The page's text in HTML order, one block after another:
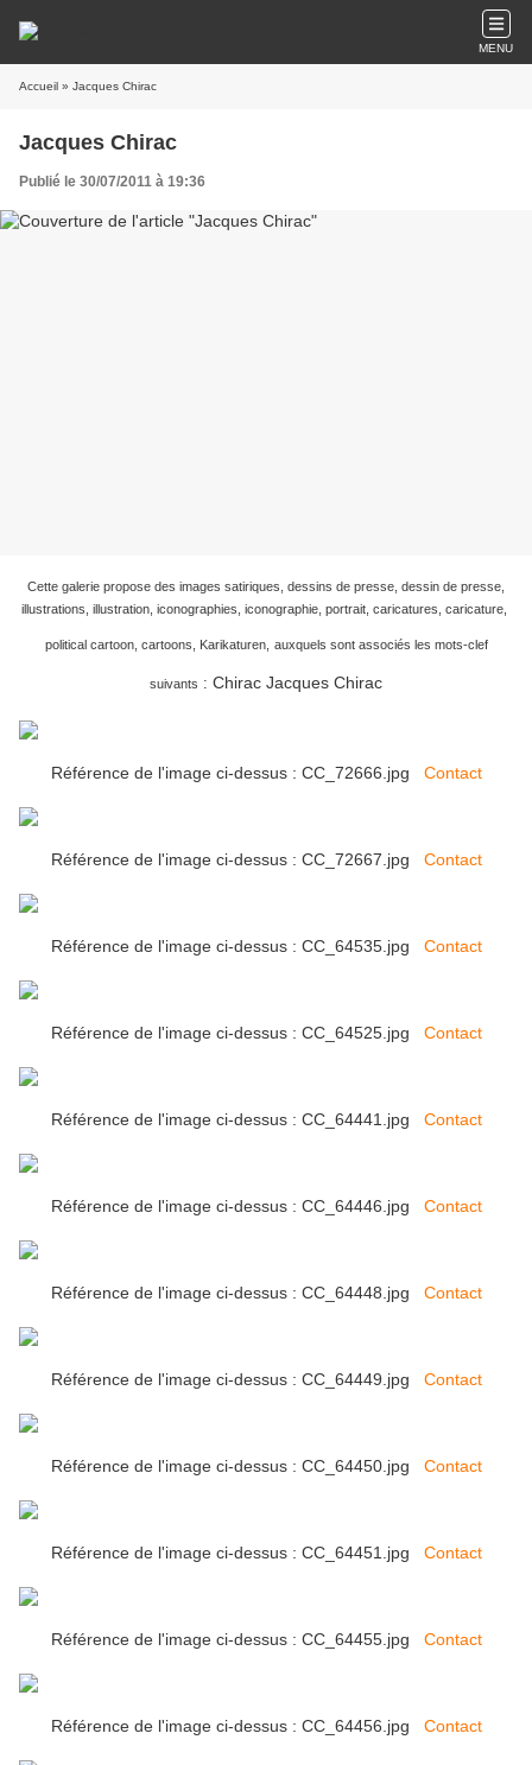
MENU
Accueil » Jacques Chirac
Jacques Chirac
Publié le 30/07/2011 à 19:36
Cette galerie propose des images satiriques, dessins de presse, dessin de presse,
illustrations, illustration, iconographies, iconographie, portrait, caricatures, caricature,
political cartoon, cartoons, Karikaturen, auxquels sont associés les mots-clef
suivants : Chirac Jacques Chirac
Référence de l'image ci-dessus : CC_72666.jpg Contact
Référence de l'image ci-dessus : CC_72667.jpg Contact
Référence de l'image ci-dessus : CC_64535.jpg Contact
Référence de l'image ci-dessus : CC_64525.jpg Contact
Référence de l'image ci-dessus : CC_64441.jpg Contact
Référence de l'image ci-dessus : CC_64446.jpg Contact
Référence de l'image ci-dessus : CC_64448.jpg Contact
Référence de l'image ci-dessus : CC_64449.jpg Contact
Référence de l'image ci-dessus : CC_64450.jpg Contact
Référence de l'image ci-dessus : CC_64451.jpg Contact
Référence de l'image ci-dessus : CC_64455.jpg Contact
Référence de l'image ci-dessus : CC_64456.jpg Contact